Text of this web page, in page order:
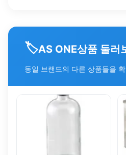
🏷️AS ONE상품 둘러
동일 브랜드의 다른 상품들을